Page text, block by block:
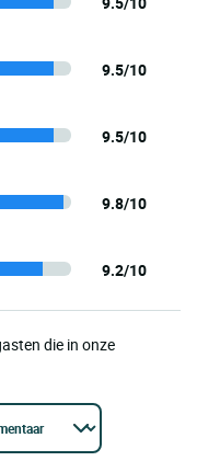
9.5/10
9.5/10
9.8/10
9.2/10
die in onze